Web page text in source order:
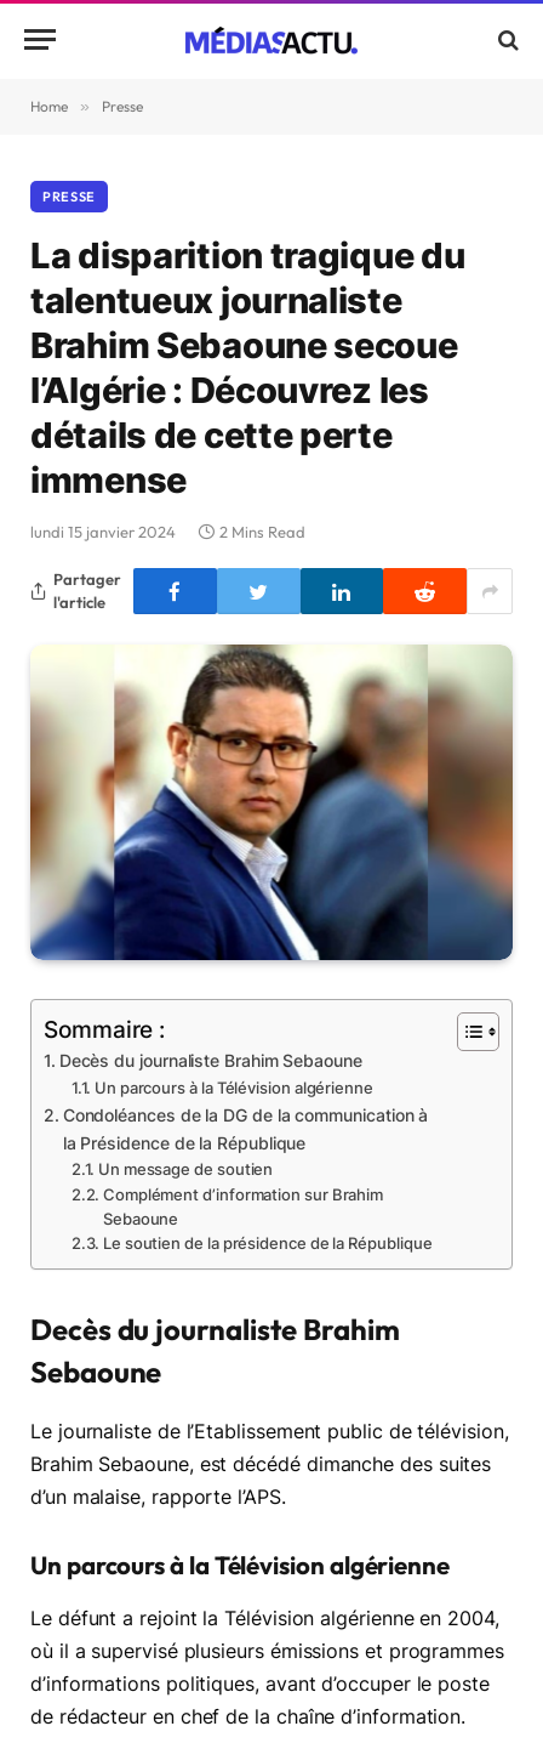
Home » Presse
PRESSE
La disparition tragique du
talentueux journaliste
Brahim Sebaoune secoue
l’Algérie : Découvrez les
détails de cette perte
immense
lundi 15 janvier 2024 2 Mins Read
Partager
l'article
Sommaire :
Decès du journaliste Brahim Sebaoune
Un parcours à la Télévision algérienne
Condoléances de la DG de la communication à
la Présidence de la République
Un message de soutien
Complément d’information sur Brahim
Sebaoune
Le soutien de la présidence de la République
Decès du journaliste Brahim
Sebaoune
Le journaliste de l’Etablissement public de télévision,
Brahim Sebaoune, est décédé dimanche des suites
d’un malaise, rapporte l’APS.
Un parcours à la Télévision algérienne
Le défunt a rejoint la Télévision algérienne en 2004,
où il a supervisé plusieurs émissions et programmes
d’informations politiques, avant d’occuper le poste
de rédacteur en chef de la chaîne d’information.